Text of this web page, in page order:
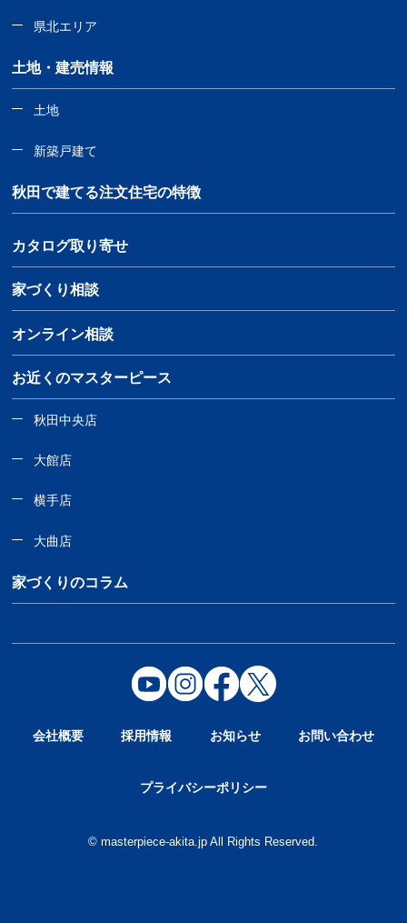
県北エリア
土地・建売情報
土地
新築戸建て
秋田で建てる注文住宅の特徴
カタログ取り寄せ
家づくり相談
オンライン相談
お近くのマスターピース
秋田中央店
大館店
横手店
大曲店
家づくりのコラム
会社概要 採用情報 お知らせ お問い合わせ
プライバシーポリシー
© masterpiece-akita.jp All Rights Reserved.